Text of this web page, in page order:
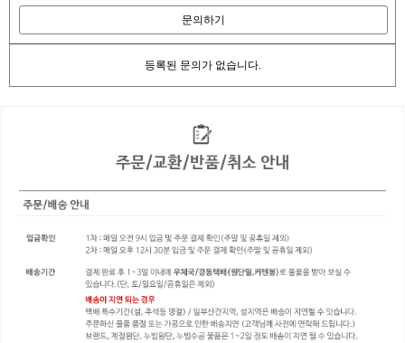
문의하기
등록된 문의가 없습니다.